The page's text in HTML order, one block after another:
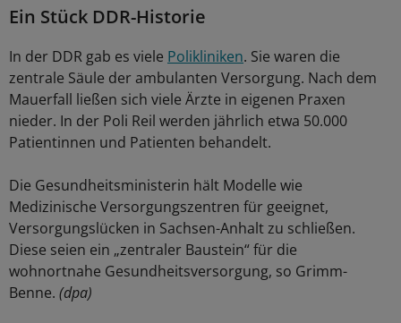
Ein Stück DDR-Historie
In der DDR gab es viele Polikliniken. Sie waren die
zentrale Säule der ambulanten Versorgung. Nach dem
Mauerfall ließen sich viele Ärzte in eigenen Praxen
nieder. In der Poli Reil werden jährlich etwa 50.000
Patientinnen und Patienten behandelt.
Die Gesundheitsministerin hält Modelle wie
Medizinische Versorgungszentren für geeignet,
Versorgungslücken in Sachsen-Anhalt zu schließen.
Diese seien ein „zentraler Baustein“ für die
wohnortnahe Gesundheitsversorgung, so Grimm-
Benne. (dpa)